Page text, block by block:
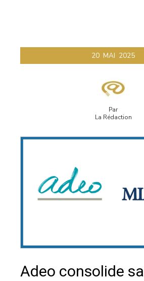
20 MAI 2025
Par
La Rédaction
Adeo consolide sa